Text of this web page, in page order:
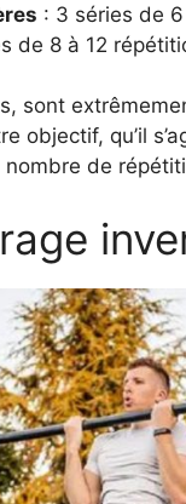
: 3 séries de
de 8 à 12
sont
objectif, qu’il
de